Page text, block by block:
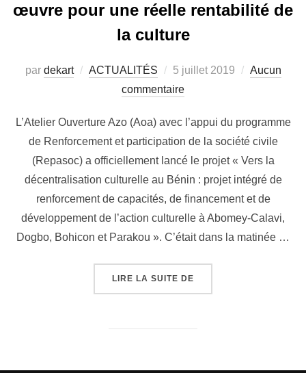
œuvre pour une réelle rentabilité de
la culture
par dekart ACTUALITÉS 5 juillet 2019
Aucun
commentaire
L’Atelier Ouverture Azo (Aoa) avec l’appui du programme
de Renforcement et participation de la société civile
(Repasoc) a officiellement lancé le projet « Vers la
décentralisation culturelle au Bénin : projet intégré de
renforcement de capacités, de financement et de
développement de l’action culturelle à Abomey-Calavi,
Dogbo, Bohicon et Parakou ». C’était dans la matinée …
LIRE LA SUITE DE